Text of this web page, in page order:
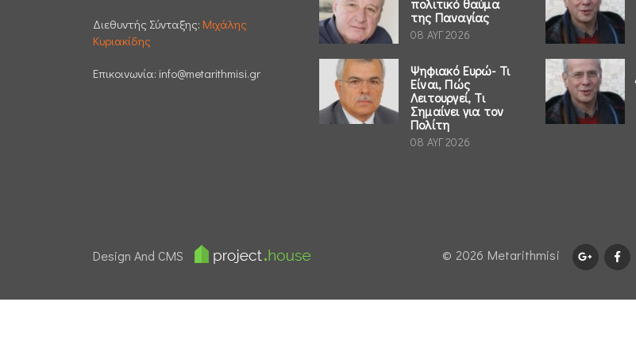
Διεθυντής Σύνταξης: Μιχάλης
Κυριακίδης
Επικοινωνία: info@metarithmisi.gr
πολιτικό θαύμα
της Παναγίας
08 ΑΥΓ 2026
Ψηφιακό Ευρώ- Τι
Είναι, Πώς
Λειτουργεί, Τι
Σημαίνει για τον
Πολίτη
08 ΑΥΓ 2026
Design And CMS © 2026 Μetarithmisi